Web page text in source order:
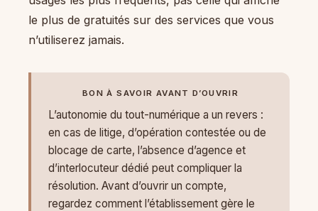
le plus de gratuités sur des services que vous
n’utiliserez jamais.
BON À SAVOIR AVANT D’OUVRIR
L’autonomie du tout-numérique a un revers :
en cas de litige, d’opération contestée ou de
blocage de carte, l’absence d’agence et
d’interlocuteur dédié peut compliquer la
résolution. Avant d’ouvrir un compte,
regardez comment l’établissement gère le